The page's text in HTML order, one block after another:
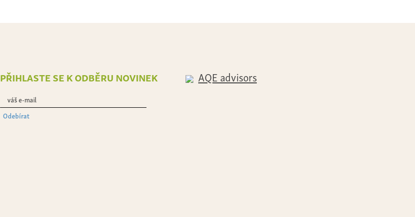
přihlaste se k odběru novinek
Odebírat
AQE advisors